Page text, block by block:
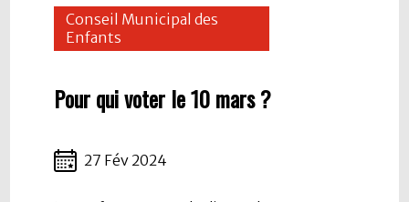
Conseil Municipal des
Enfants
Pour qui voter le 10 mars ?
27 Fév 2024